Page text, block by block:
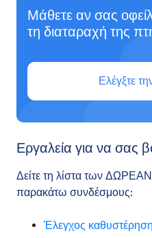
Μάθετε αν σας
τη διαταραχή της
Ελέγξτε
Εργαλεία για να σας
Δείτε τη λίστα των
παρακάτω συνδέσμους:
Έλεγχος